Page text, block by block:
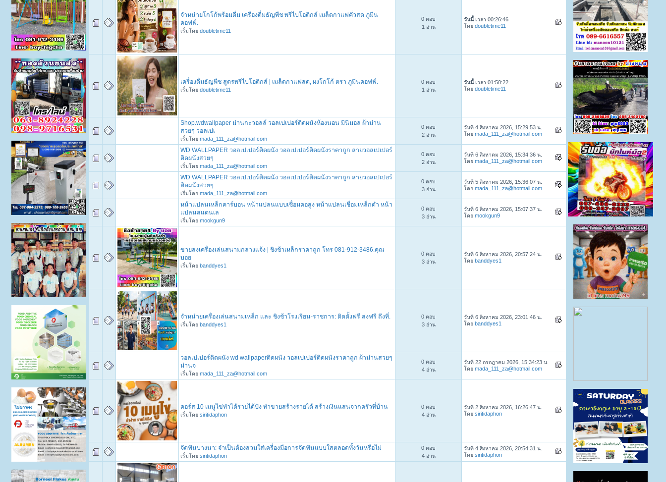
จำหน่ายโกโก้พร้อมดื่ม เครื่องดื่มธัญพืช พรีไบโอติกส์ เมล็ดกาแฟคั่วสด ภูมีน
คอฟฟ์.
เริ่มโดย doubletime11
0 ตอบ
1 อ่าน
วันนี้เวลา 00:26:46
โดย doubletime11
เครื่องดื่มธัญพืช สูตรพรีไบโอติกส์ | เมล็ดกาแฟสด, ผงโกโก้ ตรา ภูมีนคอฟฟ์.
เริ่มโดย doubletime11
0 ตอบ
1 อ่าน
วันนี้เวลา 01:50:22
โดย doubletime11
Shop.wdwallpaper ม่านกะวอลล์ วอลเปเปอร์ติดผนังห้องนอน มินิมอล ผ้าม่าน
สวยๆ วอลเปเ
เริ่มโดย mada_111_za@hotmail.com
0 ตอบ
2 อ่าน
วันที่ 4 สิงหาคม 2026, 15:29:53 น.
โดย mada_111_za@hotmail.com
WD WALLPAPER วอลเปเปอร์ติดผนัง วอลเปเปอร์ติดผนังราคาถูก ลายวอลเปเปอร์
ติดผนังสวยๆ
เริ่มโดย mada_111_za@hotmail.com
0 ตอบ
2 อ่าน
วันที่ 6 สิงหาคม 2026, 15:34:36 น.
โดย mada_111_za@hotmail.com
WD WALLPAPER วอลเปเปอร์ติดผนัง วอลเปเปอร์ติดผนังราคาถูก ลายวอลเปเปอร์
ติดผนังสวยๆ
เริ่มโดย mada_111_za@hotmail.com
0 ตอบ
3 อ่าน
วันที่ 5 สิงหาคม 2026, 15:36:07 น.
โดย mada_111_za@hotmail.com
หน้าแปลนเหล็กคาร์บอน หน้าแปลนแบบเชื่อมคอสูง หน้าแปลนเชื่อมเหล็กดำ หน้า
แปลนสแตนเล
เริ่มโดย mookgun9
0 ตอบ
3 อ่าน
วันที่ 6 สิงหาคม 2026, 15:07:37 น.
โดย mookgun9
ขายส่งเครื่องเล่นสนามกลางแจ้ง | ชิงช้าเหล็กราคาถูก โทร 081-912-3486.คุณ
บอย
เริ่มโดย banddyes1
0 ตอบ
3 อ่าน
วันที่ 6 สิงหาคม 2026, 20:57:24 น.
โดย banddyes1
จำหน่ายเครื่องเล่นสนามเหล็ก และ ชิงช้าโรงเรียน-ราชการ: ติดตั้งฟรี ส่งฟรี ถึงที่.
เริ่มโดย banddyes1
0 ตอบ
3 อ่าน
วันที่ 6 สิงหาคม 2026, 23:01:46 น.
โดย banddyes1
วอลเปเปอร์ติดผนัง wd wallpaperติดผนัง วอลเปเปอร์ติดผนังราคาถูก ผ้าม่านสวยๆ
ม่านจ
เริ่มโดย mada_111_za@hotmail.com
0 ตอบ
4 อ่าน
วันที่ 22 กรกฎาคม 2026, 15:34:23 น.
โดย mada_111_za@hotmail.com
คอร์ส 10 เมนูไข่ทำได้รายได้ปัง ทำขายสร้างรายได้ สร้างเงินแสนจากครัวที่บ้าน
เริ่มโดย siritidaphon
0 ตอบ
4 อ่าน
วันที่ 2 สิงหาคม 2026, 16:26:47 น.
โดย siritidaphon
จัดฟันบางนา: จำเป็นต้องสวมใส่เครื่องมือการจัดฟันแบบใสตลอดทั้งวันหรือไม่
เริ่มโดย siritidaphon
0 ตอบ
4 อ่าน
วันที่ 4 สิงหาคม 2026, 20:54:31 น.
โดย siritidaphon